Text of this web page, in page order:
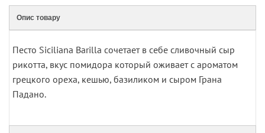
Опис товару
Песто Siciliana Barilla сочетает в себе сливочный сыр
рикотта, вкус помидора который оживает с ароматом
грецкого ореха, кешью, базиликом и сыром Грана
Падано.